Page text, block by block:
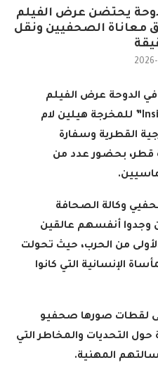
يحتضن عرض الفيلم
معاناة الصحفيين ونقل
الدوحة عرض الفيلم
للمخرجة هيلين لام
القطرية وسفارة
قطر، بحضور عدد من
.
وكالة الصحافة
وجدوا أنفسهم عالقين
من الحرب، حيث تحولت
الإنسانية التي كانوا
لقطات صورها صحفيو
حول التحديات والمخاطر التي
المهنية.